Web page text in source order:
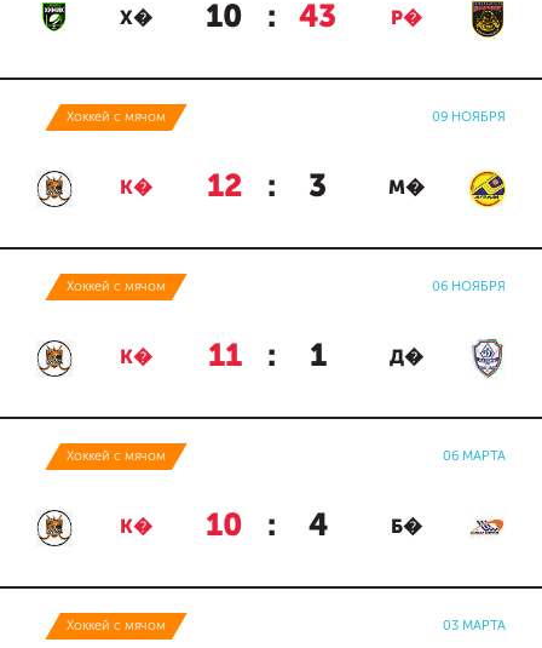
Х� 10 : 43 Р�
Хоккей с мячом 09 НОЯБРЯ
К� 12 : 3 М�
Хоккей с мячом 06 НОЯБРЯ
К� 11 : 1 Д�
Хоккей с мячом 06 МАРТА
К� 10 : 4 Б�
Хоккей с мячом 03 МАРТА